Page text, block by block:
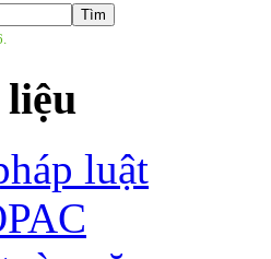
luật